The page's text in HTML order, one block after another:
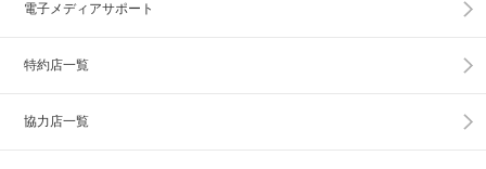
電子メディアサポート
特約店一覧
協力店一覧